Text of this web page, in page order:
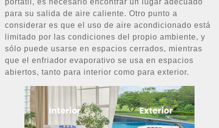
para su salida de aire caliente. Otro punto a
considerar es que el uso de aire acondicionado está
limitado por las condiciones del propio ambiente, y
sólo puede usarse en espacios cerrados, mientras
que el enfriador evaporativo se usa en espacios
abiertos, tanto para interior como para exterior.